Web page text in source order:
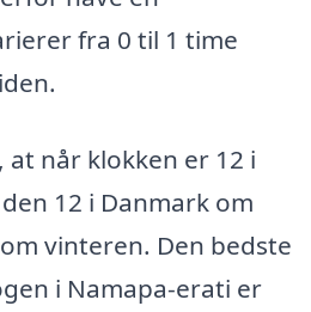
fra 0 til 1 time
når klokken er 12 i
12 i Danmark om
vinteren. Den bedste
i Namapa-erati er